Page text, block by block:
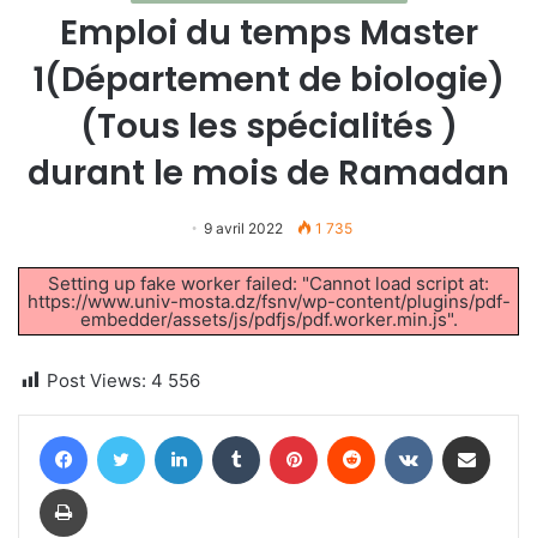
Emploi du temps Master
1(Département de biologie)
(Tous les spécialités )
durant le mois de Ramadan
9 avril 2022 1 735
Setting up fake worker failed: "Cannot load script at:
https://www.univ-mosta.dz/fsnv/wp-content/plugins/pdf-
embedder/assets/js/pdfjs/pdf.worker.min.js".
Post Views: 4 556
FacebookTwitter Linkedin Tumblr Pinterest Reddit VKontakte
Imprimer